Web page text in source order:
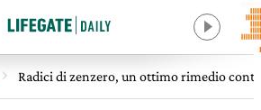
Radici di zenzero, un ottimo rimedio